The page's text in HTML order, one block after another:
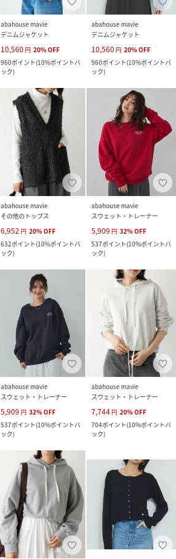
abahouse mavie
デニムジャケット
10,560 円 20%OFF
960ポイント(10%ポイントバ
ック)
abahouse mavie
デニムジャケット
10,560 円 20%OFF
960ポイント(10%ポイントバ
ック)
abahouse mavie
その他のトップス
6,952 円 20%OFF
632ポイント(10%ポイントバ
ック)
abahouse mavie
スウェット・トレーナー
5,909 円 32%OFF
537ポイント(10%ポイントバ
ック)
abahouse mavie
スウェット・トレーナー
5,909 円 32%OFF
537ポイント(10%ポイントバ
ック)
abahouse mavie
スウェット・トレーナー
7,744 円 20%OFF
704ポイント(10%ポイントバ
ック)